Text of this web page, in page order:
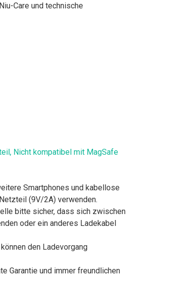
Care und technische
Nicht kompatibel mit MagSafe
Smartphones und kabellose
(9V/2A) verwenden.
bitte sicher, dass sich zwischen
oder ein anderes Ladekabel
den Ladevorgang
Garantie und immer freundlichen